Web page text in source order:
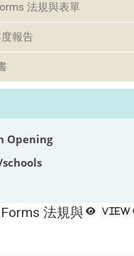
法規與表單
報告
Opening
View
法規與